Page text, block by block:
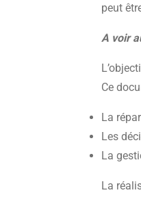
peut
A voir
Ce
La
Les
La
La